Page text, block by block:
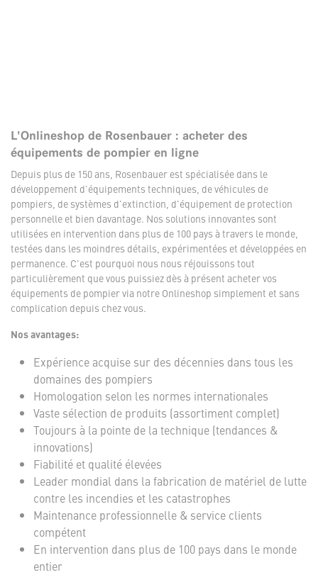
L'Onlineshop de Rosenbauer : acheter des
équipements de pompier en ligne
Depuis plus de 150 ans, Rosenbauer est spécialisée dans le
développement d'équipements techniques, de véhicules de
pompiers, de systèmes d'extinction, d'équipement de protection
personnelle et bien davantage. Nos solutions innovantes sont
utilisées en intervention dans plus de 100 pays à travers le monde,
testées dans les moindres détails, expérimentées et développées en
permanence. C'est pourquoi nous nous réjouissons tout
particulièrement que vous puissiez dès à présent acheter vos
équipements de pompier via notre Onlineshop simplement et sans
complication depuis chez vous.
Nos avantages:
Expérience acquise sur des décennies dans tous les
domaines des pompiers
Homologation selon les normes internationales
Vaste sélection de produits (assortiment complet)
Toujours à la pointe de la technique (tendances &
innovations)
Fiabilité et qualité élevées
Leader mondial dans la fabrication de matériel de lutte
contre les incendies et les catastrophes
Maintenance professionnelle & service clients
compétent
En intervention dans plus de 100 pays dans le monde
entier